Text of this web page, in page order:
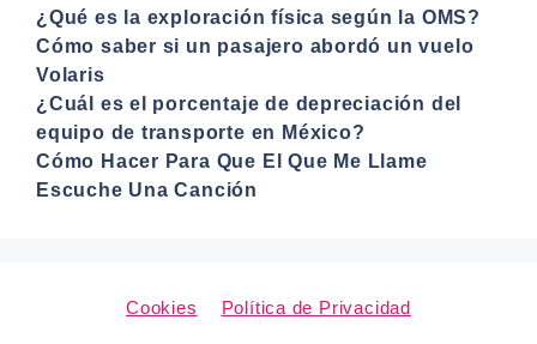
¿Qué es la exploración física según la OMS?
Cómo saber si un pasajero abordó un vuelo
Volaris
¿Cuál es el porcentaje de depreciación del
equipo de transporte en México?
Cómo Hacer Para Que El Que Me Llame
Escuche Una Canción
Cookies Política de Privacidad